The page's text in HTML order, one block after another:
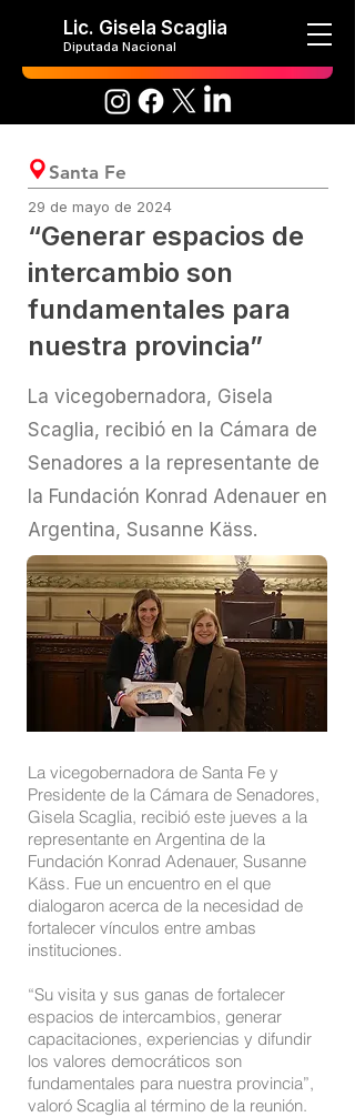
Lic. Gisela Scaglia
Diputada Nacional
Santa Fe
29 de mayo de 2024
“Generar espacios de
intercambio son
fundamentales para
nuestra provincia”
La vicegobernadora, Gisela
Scaglia, recibió en la Cámara de
Senadores a la representante de
la Fundación Konrad Adenauer en
Argentina, Susanne Käss.
La vicegobernadora de Santa Fe y
Presidente de la Cámara de Senadores,
Gisela Scaglia, recibió este jueves a la
representante en Argentina de la
Fundación Konrad Adenauer, Susanne
Käss. Fue un encuentro en el que
dialogaron acerca de la necesidad de
fortalecer vínculos entre ambas
instituciones.
“Su visita y sus ganas de fortalecer
espacios de intercambios, generar
capacitaciones, experiencias y difundir
los valores democráticos son
fundamentales para nuestra provincia”,
valoró Scaglia al término de la reunión.